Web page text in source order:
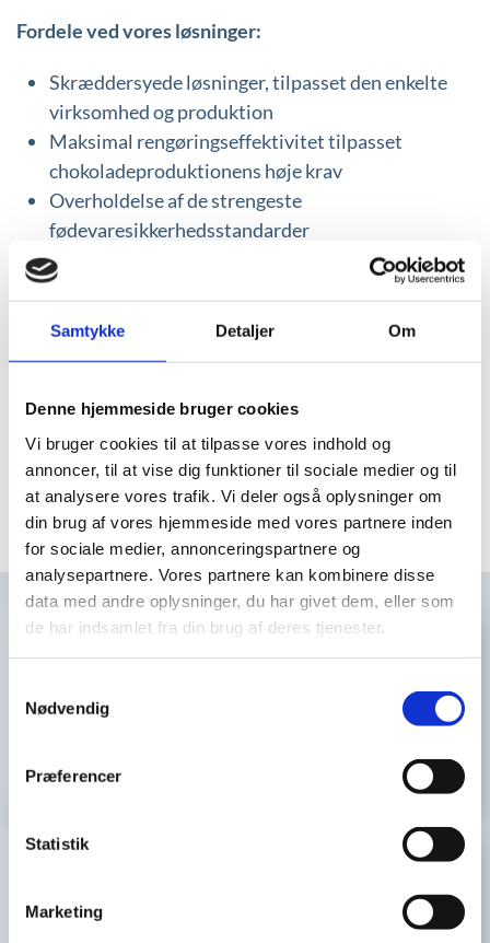
Samtykke Detaljer Om
Denne hjemmeside bruger cookies
Vi bruger cookies til at tilpasse vores indhold og
annoncer, til at vise dig funktioner til sociale medier og til
at analysere vores trafik. Vi deler også oplysninger om
din brug af vores hjemmeside med vores partnere inden
for sociale medier, annonceringspartnere og
analysepartnere. Vores partnere kan kombinere disse
data med andre oplysninger, du har givet dem, eller som
de har indsamlet fra din brug af deres tjenester.
Nødvendig
Præferencer
Statistik
Marketing
Fordele ved vores løsninger:
Skræddersyede løsninger, tilpasset den enkelte
virksomhed og produktion
Maksimal rengøringseffektivitet tilpasset
chokoladeproduktionens høje krav
Overholdelse af de strengeste
fødevaresikkerhedsstandarder
Hygiejnisk design med fuld adgang til maskinens
indre via løftbar top
Dokumenteret effekt for hygiejnisk rengøring
Vi ser frem til at støtte chokoladeproducenter i at
optimere deres processer med løsninger, der skaber
Læs mere og se vores systemer i aktion
05 juni, 2026
Mød os på FSTL Årskonference
Tre gange ISO: Semi Staal opnår